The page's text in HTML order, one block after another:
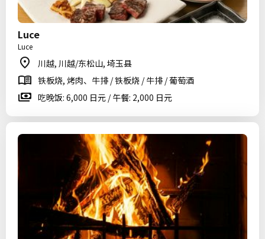
Luce
Luce
川越, 川越/东松山, 埼玉县
铁板烧, 烤肉、牛排 / 铁板烧 / 牛排 / 葡萄酒
吃晚饭: 6,000 日元 / 午餐: 2,000 日元